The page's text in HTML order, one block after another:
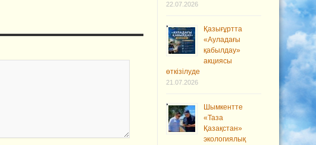
22.07.2026
Қазығұртта
«Ауладағы
қабылдау»
акциясы
өткізілуде
21.07.2026
Шымкентте
«Таза
Қазақстан»
экологиялық